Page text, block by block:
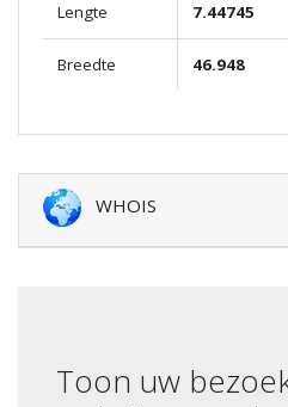
Lengte 7.44745
Breedte 46.948
WHOIS
Toon uw